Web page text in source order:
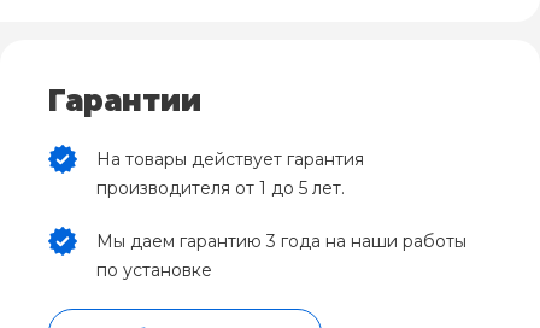
Гарантии
На товары действует гарантия
производителя от 1 до 5 лет.
Мы даем гарантию 3 года на наши работы
по установке